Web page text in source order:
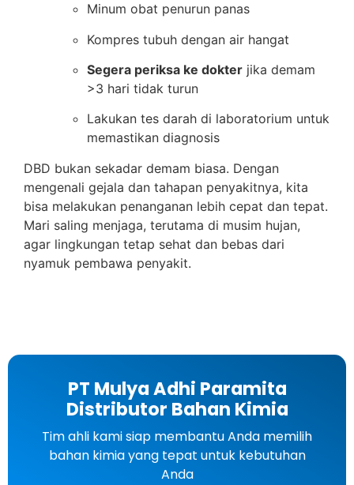
Minum obat penurun panas
Kompres tubuh dengan air hangat
Segera periksa ke dokter jika demam
>3 hari tidak turun
Lakukan tes darah di laboratorium untuk
memastikan diagnosis
DBD bukan sekadar demam biasa. Dengan
mengenali gejala dan tahapan penyakitnya, kita
bisa melakukan penanganan lebih cepat dan tepat.
Mari saling menjaga, terutama di musim hujan,
agar lingkungan tetap sehat dan bebas dari
nyamuk pembawa penyakit.
PT Mulya Adhi Paramita
Distributor Bahan Kimia
Tim ahli kami siap membantu Anda memilih
bahan kimia yang tepat untuk kebutuhan
Anda